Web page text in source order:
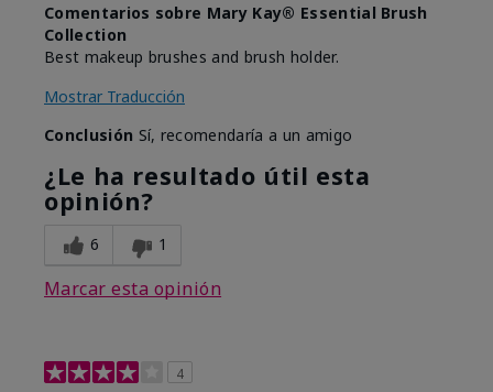
Comentarios sobre Mary Kay® Essential Brush
Collection
Best makeup brushes and brush holder.
Mostrar Traducción
Conclusión Sí, recomendaría a un amigo
¿Le ha resultado útil esta
opinión?
6 1
Marcar esta opinión
4